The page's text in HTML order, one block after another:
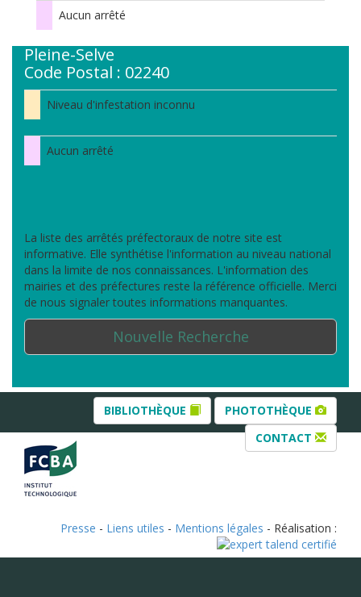
Aucun arrêté
Pleine-Selve
Code Postal : 02240
Niveau d'infestation inconnu
Aucun arrêté
La liste des arrêtés préfectoraux de notre site est
informative. Elle synthétise l'information au niveau national
dans la limite de nos connaissances. L'information des
mairies et des préfectures reste la référence officielle. Merci
de nous signaler toutes informations manquantes.
Nouvelle Recherche
BIBLIOTHÈQUE
PHOTOTHÈQUE
CONTACT
Presse - Liens utiles - Mentions légales - Réalisation :